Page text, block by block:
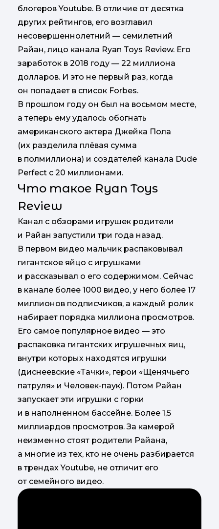
блогеров Youtube. В отличие от десятка
других рейтингов, его возглавил
несовершеннолетний — семилетний
Райан, лицо канала Ryan Toys Review. Его
заработок в 2018 году — 22 миллиона
долларов. И это не первый раз, когда
он попадает в список Forbes.
В прошлом году он был на восьмом месте,
а теперь ему удалось обогнать
американского актера Джейка Пола
(их разделила плёвая сумма
в полмиллиона) и создателей канала Dude
Perfect с 20 миллионами.
Что такое Ryan Toys
Review
Канал с обзорами игрушек родители
и Райан запустили три года назад.
В первом видео мальчик распаковывал
гигантское яйцо с игрушками
и рассказывал о его содержимом. Сейчас
в канале более 1000 видео, у него более 17
миллионов подписчиков, а каждый ролик
набирает порядка миллиона просмотров.
Его самое популярное видео — это
распаковка гигантских игрушечных яиц,
внутри которых находятся игрушки
(диснеевские «Тачки», герои «Щенячьего
патруля» и Человек-паук). Потом Райан
запускает эти игрушки с горки
и в наполненном бассейне. Более 1,5
миллиардов просмотров. За камерой
неизменно стоят родители Райана,
а многие из тех, кто не очень разбирается
в трендах Youtube, не отличит его
от семейного видео.